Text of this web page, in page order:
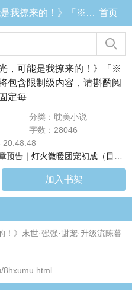
《暮色行光：这光，可能是我撩来的！》「※本作品未来章节将包含限制级内容，请斟酌阅读。」目前暂时固定每 目录 (共14章) 首页
，可能是我撩来的！》「※
包含限制级内容，请斟酌阅
定每
分类：耽美小说
字数：28046
20:48:48
宠初成（目前连载至第十章，#十一、十二章将於下周二早上8点更新！）
加入书架
！》末世·强强·甜宠·升级流陈暮
8hxumu.html